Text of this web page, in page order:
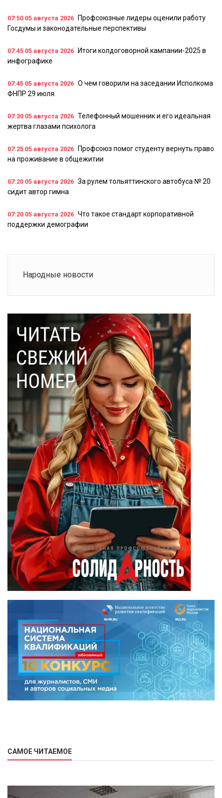
07:50 05 августа 2026
Профсоюзные лидеры оценили работу
Госдумы и законодательные перспективы
07:45 05 августа 2026
Итоги колдоговорной кампании-2025 в
инфографике
07:45 05 августа 2026 О чем говорили на заседании Исполкома
ФНПР 29 июля
07:30 05 августа 2026 Телефонный мошенник и его идеальная
жертва глазами психолога
07:25 05 августа 2026
Профсоюз помог студенту вернуть право
на проживание в общежитии
07:20 05 августа 2026 За рулем тольяттинского автобуса № 20
сидит автор гимна
07:20 05 августа 2026 Что такое стандарт корпоративной
поддержки демографии
Народные новости
САМОЕ ЧИТАЕМОЕ